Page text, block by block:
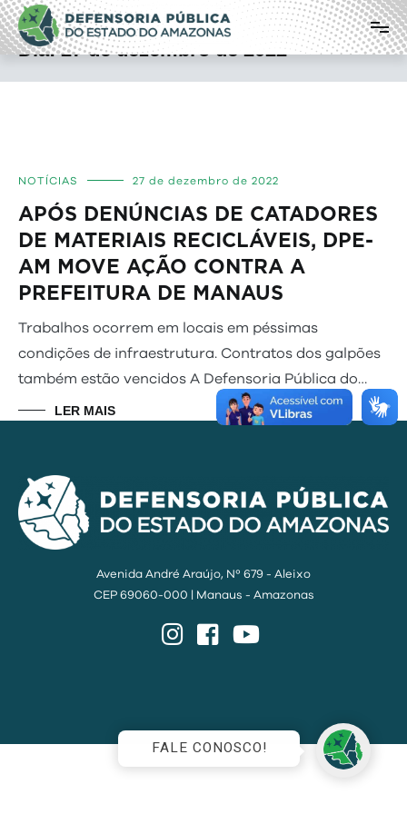
Pular
para
o
conteúdo
Defensoria Pública do Estado do
Amazonas
Dia:27 de dezembro de 2022
NOTÍCIAS 27 de dezembro de 2022
APÓS DENÚNCIAS DE CATADORES
DE MATERIAIS RECICLÁVEIS, DPE-
AM MOVE AÇÃO CONTRA A
PREFEITURA DE MANAUS
Trabalhos ocorrem em locais em péssimas
condições de infraestrutura. Contratos dos galpões
também estão vencidos A Defensoria Pública do…
LER MAIS
Avenida André Araújo, Nº 679 - Aleixo
CEP 69060-000 | Manaus - Amazonas
InstagramFacebook
FALE CONOSCO!